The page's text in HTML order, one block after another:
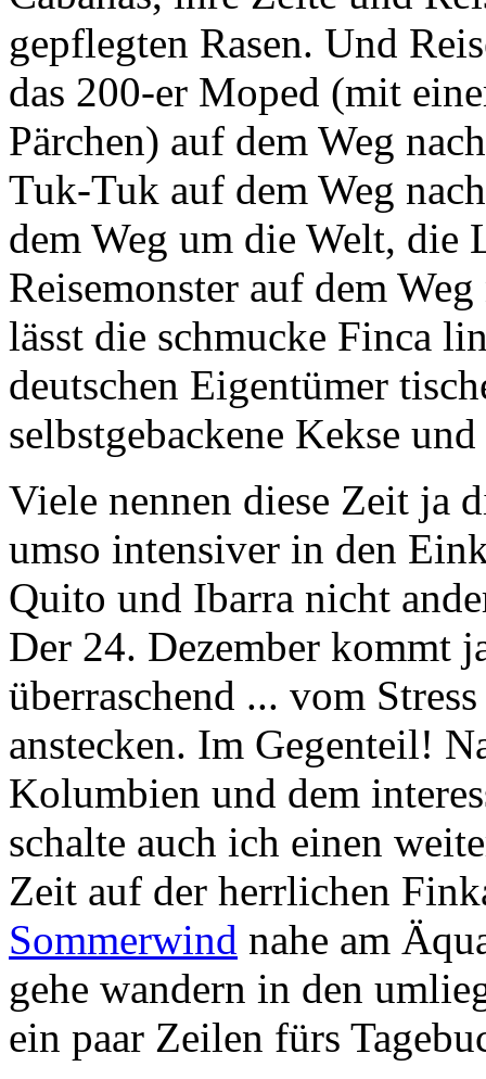
das 200-er Moped (mit
Pärchen) auf dem Weg
Tuk-Tuk auf dem Weg
dem Weg um die Welt, die
Reisemonster auf dem
lässt die schmucke Finca
deutschen Eigentümer
selbstgebackene Kekse
Viele nennen diese Zeit ja
umso intensiver in den
Quito und Ibarranicht
Der 24. Dezember kommt
überraschend ... vom
anstecken. Im Gegenteil!
Kolumbien und dem
schalte auch ich einen
Zeit auf der herrlichen
Sommerwind nahe am
gehe wandern in den
ein paar Zeilen fürs
Auf der Südhalbkugel